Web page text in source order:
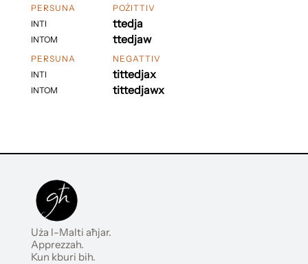
PERSUNA
INTI
INTOM
POŻITTIV
ttedja
ttedjaw
PERSUNA
INTI
INTOM
NEGATTIV
tittedjax
tittedjawx
Uża l-Malti aħjar.
Apprezzah.
Kun kburi bih.